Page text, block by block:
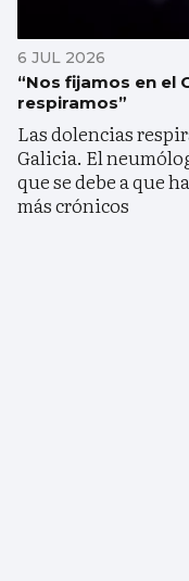
6 JUL 2026
“Nos fijamos en el
respiramos”
Las dolencias
Galicia. El
que se debe a que
más crónicos